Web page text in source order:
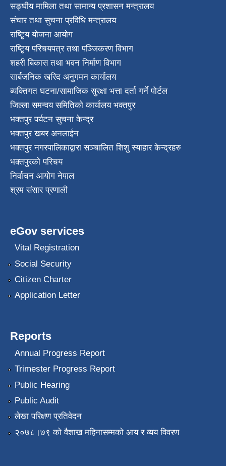
सङ्घीय मामिला तथा सामान्य प्रशासन मन्त्रालय
संचार तथा सुचना प्रविधि मन्त्रालय
राष्टि्ृय योजना आयोग
राष्टि्ृय परिचयपत्र तथा पञ्जिकरण विभाग
शहरी बिकास तथा भवन निर्माण विभाग
सार्बजनिक खरिद अनुगमन कार्यालय
ब्यक्तिगत घटना/सामाजिक सुरक्षा भत्ता दर्ता गर्ने पोर्टल
जिल्ला समन्वय समितिको कार्यालय भक्तपुर
भक्तपुर पर्यटन सुचना केन्द्र
भक्तपुर खबर अनलाईन
भक्तपुर नगरपालिकाद्वारा सञ्चालित शिशु स्याहार केन्द्रहरु
भक्तपुरकाे परिचय
निर्वाचन आयोग नेपाल
श्रम संसार प्रणाली
eGov services
Vital Registration
Social Security
Citizen Charter
Application Letter
Reports
Annual Progress Report
Trimester Progress Report
Public Hearing
Public Audit
लेखा परिक्षण प्रतिवेदन
२०७८।७९ को वैशाख महिनासम्मको आय र व्यय विवरण